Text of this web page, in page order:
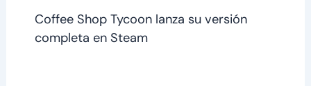
Coffee Shop Tycoon lanza su versión
completa en Steam